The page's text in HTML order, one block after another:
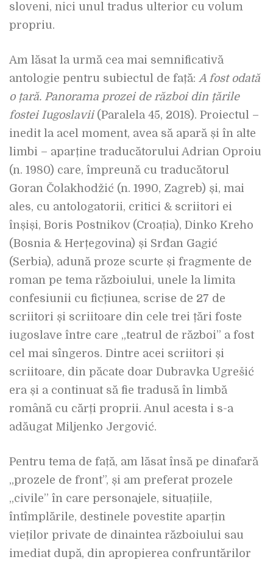
sloveni, nici unul tradus ulterior cu volum
propriu.
Am lăsat la urmă cea mai semnificativă
antologie pentru subiectul de față: A fost odată
o țară. Panorama prozei de război din țările
fostei Iugoslavii(Paralela 45, 2018). Proiectul –
inedit la acel moment, avea să apară și în alte
limbi – aparține traducătorului Adrian Oproiu
(n. 1980) care, împreună cu traducătorul
Goran Čolakhodžić (n. 1990, Zagreb) și, mai
ales, cu antologatorii, critici & scriitori ei
înșiși, Boris Postnikov (Croația), Dinko Kreho
(Bosnia & Herțegovina) și Srđan Gagić
(Serbia), adună proze scurte și fragmente de
roman pe tema războiului, unele la limita
confesiunii cu ficțiunea, scrise de 27 de
scriitori și scriitoare din cele trei țări foste
iugoslave între care „teatrul de război” a fost
cel mai sîngeros. Dintre acei scriitori și
scriitoare, din păcate doar Dubravka Ugrešić
era și a continuat să fie tradusă în limbă
română cu cărți proprii. Anul acesta i s-a
adăugat Miljenko Jergović.
Pentru tema de față, am lăsat însă pe dinafară
„prozele de front”, și am preferat prozele
„civile” în care personajele, situațiile,
întîmplările, destinele povestite aparțin
vieților private de dinaintea războiului sau
imediat după, din apropierea confruntărilor